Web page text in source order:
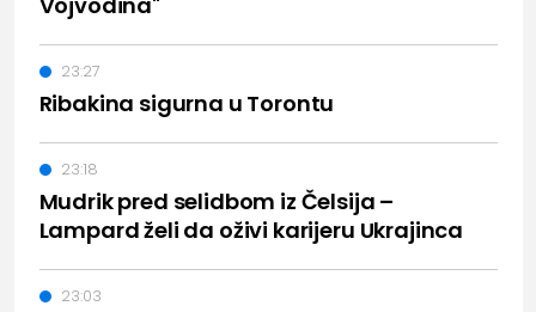
Ribakina sigurna u Torontu
23:27
Mudrik pred selidbom iz Čelsija –
Lampard želi da oživi karijeru Ukrajinca
23:18
23:03